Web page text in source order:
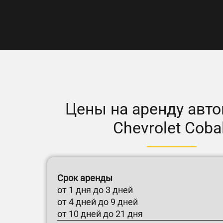
Цены на аренду
Chevrolet
Срок аренды
от 1 дня до 3 дней
от 4 дней до 9 дней
от 10 дней до 21 дня